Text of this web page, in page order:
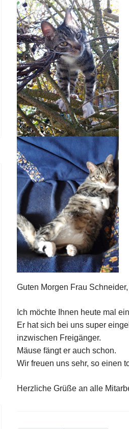
Guten Morgen Frau Schneider,
Ich möchte Ihnen heute mal
Er hat sich bei uns super
inzwischen Freigänger.
Mäuse fängt er auch schon.
Wir freuen uns sehr, so einen
Herzliche Grüße an alle